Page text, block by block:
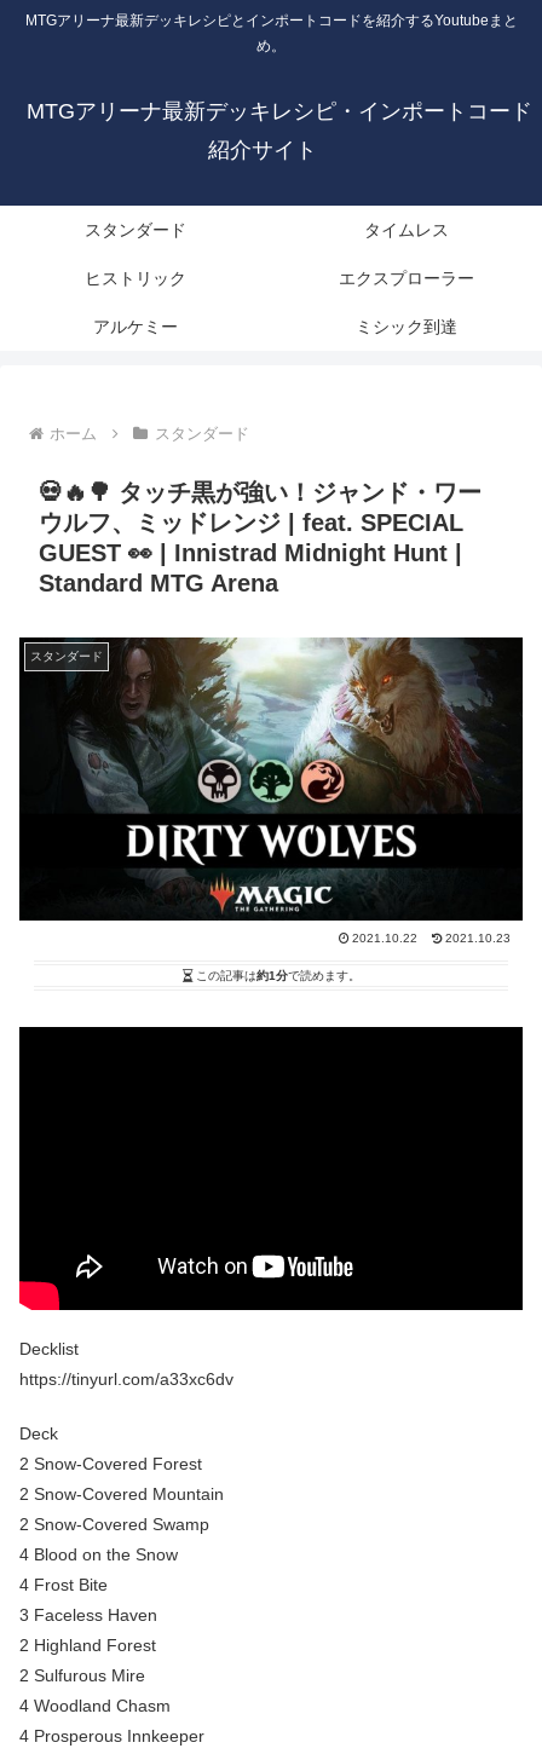
MTGアリーナ最新デッキレシピとインポートコードを紹介するYoutubeまと
め。
MTGアリーナ最新デッキレシピ・インポートコード
紹介サイト
スタンダード タイムレス
ヒストリック エクスプローラー
アルケミー ミシック到達
ホーム スタンダード
💀🔥🌳 タッチ黒が強い！ジャンド・ワー
ウルフ、ミッドレンジ | feat. SPECIAL
GUEST 👀 | Innistrad Midnight Hunt |
Standard MTG Arena
スタンダード
2021.10.22 2021.10.23
この記事は約1分で読めます。
Decklist
https://tinyurl.com/a33xc6dv
Deck
2 Snow-Covered Forest
2 Snow-Covered Mountain
2 Snow-Covered Swamp
4 Blood on the Snow
4 Frost Bite
3 Faceless Haven
2 Highland Forest
2 Sulfurous Mire
4 Woodland Chasm
4 Prosperous Innkeeper